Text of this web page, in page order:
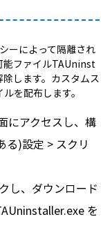
ーによって隔離され
能ファイルTAUninst
します。カスタムス
を配布します。
にアクセスし、構
る)設定 > スクリ
し、ダウンロード
を